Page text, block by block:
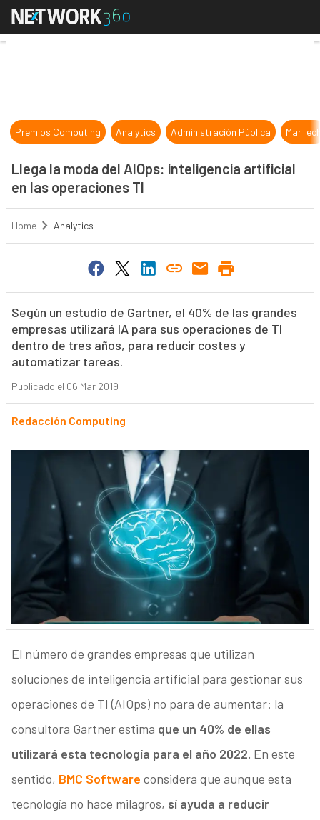
Llega la moda del AIOps:
Premios Computing Analytics Administración Pública
Llega la moda del AIOps: inteligencia artificial
en las operaciones TI
Home Analytics
Según un estudio de Gartner, el 40% de las grandes
empresas utilizará IA para sus operaciones de TI
dentro de tres años, para reducir costes y
automatizar tareas.
Publicado el 06 Mar 2019
Redacción Computing
El número de grandes empresas que utilizan
soluciones de inteligencia artificial para gestionar sus
operaciones de TI (AIOps) no para de aumentar: la
consultora Gartner estima que un 40% de ellas
utilizará esta tecnología para el año 2022. En este
sentido, BMC Software considera que aunque esta
tecnología no hace milagros, sí ayuda a reducir